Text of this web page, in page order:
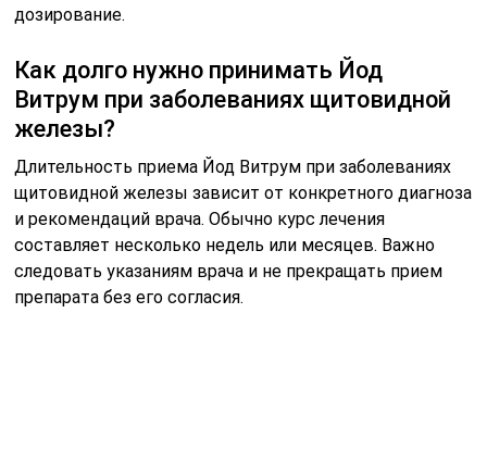
дозирование.
Как долго нужно принимать Йод
Витрум при заболеваниях щитовидной
железы?
Длительность приема Йод Витрум при заболеваниях
щитовидной железы зависит от конкретного диагноза
и рекомендаций врача. Обычно курс лечения
составляет несколько недель или месяцев. Важно
следовать указаниям врача и не прекращать прием
препарата без его согласия.